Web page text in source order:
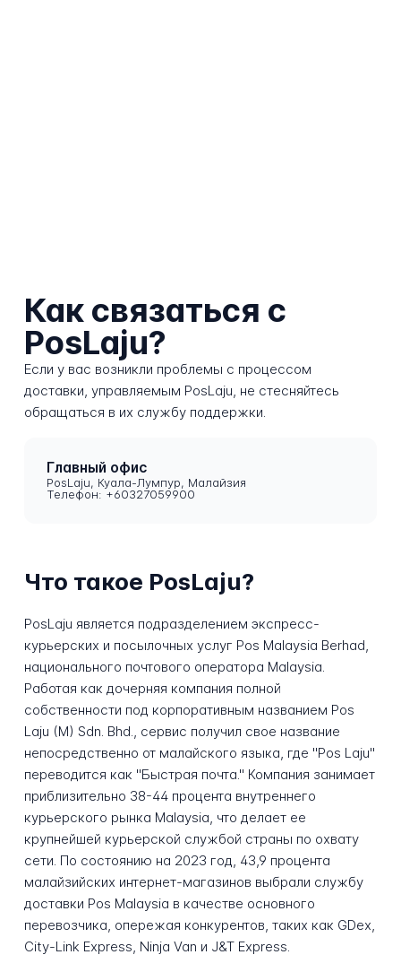
Как связаться с
PosLaju?
Если у вас возникли проблемы с процессом
доставки, управляемым PosLaju, не стесняйтесь
обращаться в их службу поддержки.
Главный офис
PosLaju, Куала-Лумпур, Малайзия
Телефон: +60327059900
Что такое PosLaju?
PosLaju является подразделением экспресс-
курьерских и посылочных услуг Pos Malaysia Berhad,
национального почтового оператора Malaysia.
Работая как дочерняя компания полной
собственности под корпоративным названием Pos
Laju (M) Sdn. Bhd., сервис получил свое название
непосредственно от малайского языка, где "Pos Laju"
переводится как "Быстрая почта." Компания занимает
приблизительно 38-44 процента внутреннего
курьерского рынка Malaysia, что делает ее
крупнейшей курьерской службой страны по охвату
сети. По состоянию на 2023 год, 43,9 процента
малайзийских интернет-магазинов выбрали службу
доставки Pos Malaysia в качестве основного
перевозчика, опережая конкурентов, таких как GDex,
City-Link Express, Ninja Van и J&T Express.